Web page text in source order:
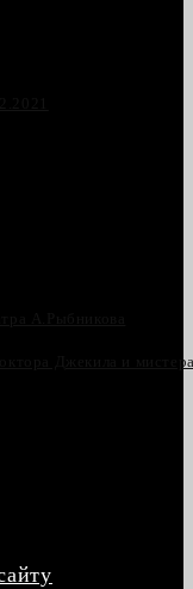
Джекила и